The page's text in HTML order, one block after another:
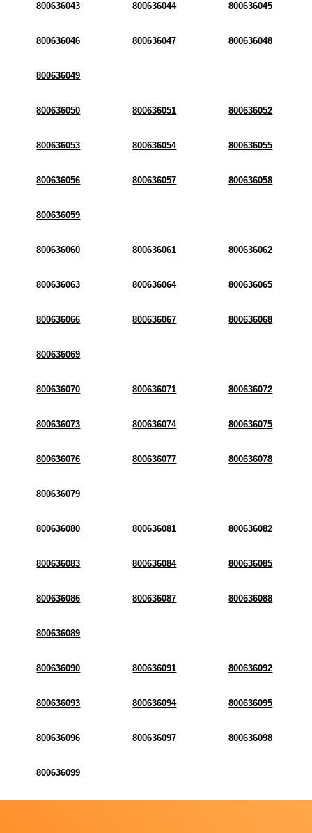
800636043 800636044 800636045
800636046 800636047 800636048
800636049
800636050 800636051 800636052
800636053 800636054 800636055
800636056 800636057 800636058
800636059
800636060 800636061 800636062
800636063 800636064 800636065
800636066 800636067 800636068
800636069
800636070 800636071 800636072
800636073 800636074 800636075
800636076 800636077 800636078
800636079
800636080 800636081 800636082
800636083 800636084 800636085
800636086 800636087 800636088
800636089
800636090 800636091 800636092
800636093 800636094 800636095
800636096 800636097 800636098
800636099